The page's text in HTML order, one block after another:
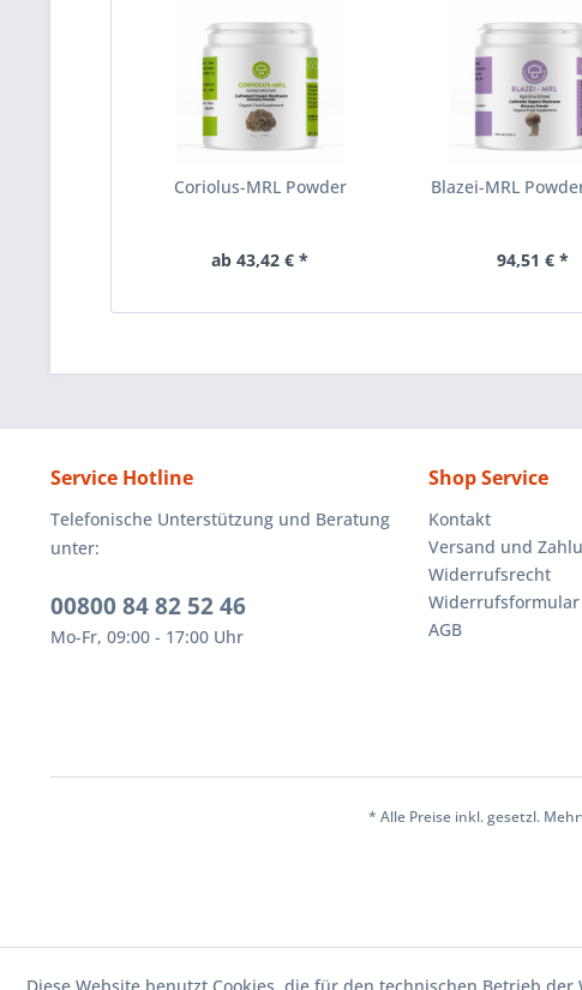
Coriolus-MRL Powder
ab 43,42 € *
Blazei-MRL
94,51 € *
Service Hotline
Telefonische Unterstützung und Beratung
unter:
00800 84 82 52 46
Mo-Fr, 09:00 - 17:00 Uhr
Shop Service
Kontakt
Versand und
Widerrufsrecht
Widerrufsformular
AGB
* Alle Preise inkl. gesetzl.